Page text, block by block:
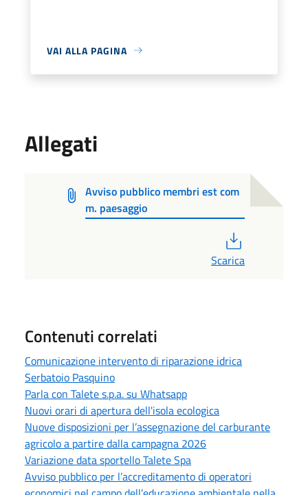
VAI ALLA PAGINA
Allegati
Avviso pubblico membri est com
m. paesaggio
Scarica
Contenuti correlati
Comunicazione intervento di riparazione idrica
Serbatoio Pasquino
Parla con Talete s.p.a. su Whatsapp
Nuovi orari di apertura dell'isola ecologica
Nuove disposizioni per l’assegnazione del carburante
agricolo a partire dalla campagna 2026
Variazione data sportello Talete Spa
Avviso pubblico per l’accreditamento di operatori